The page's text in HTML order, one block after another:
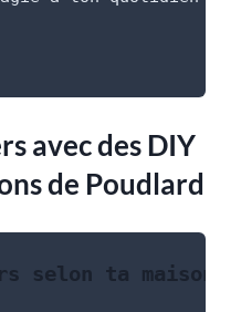
avec des DIY
de Poudlard
selon ta maison